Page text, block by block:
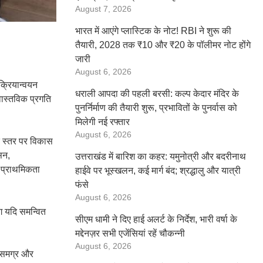
प्रगति
पर विकास
यदि समन्वित
समग्र और
August 7, 2026
भारत में आएंगे प्लास्टिक के नोट! RBI ने शुरू की
तैयारी, 2028 तक ₹10 और ₹20 के पॉलीमर नोट होंगे
जारी
August 6, 2026
धराली आपदा की पहली बरसी: कल्प केदार मंदिर के
पुनर्निर्माण की तैयारी शुरू, प्रभावितों के पुनर्वास को
मिलेगी नई रफ्तार
August 6, 2026
उत्तराखंड में बारिश का कहर: यमुनोत्री और बदरीनाथ
हाईवे पर भूस्खलन, कई मार्ग बंद; श्रद्धालु और यात्री
फंसे
August 6, 2026
सीएम धामी ने दिए हाई अलर्ट के निर्देश, भारी वर्षा के
मद्देनज़र सभी एजेंसियां रहें चौकन्नी
August 6, 2026